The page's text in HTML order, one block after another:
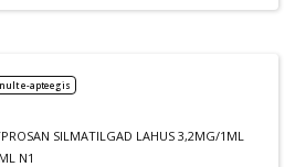
e-apteegis
SILMATILGAD LAHUS 3,2MG/1ML
N1